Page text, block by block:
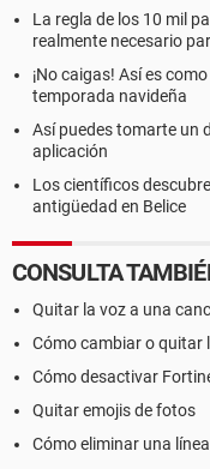
La regla de los 10 mil
realmente necesario
¡No caigas! Así es
temporada navideña
Así puedes tomarte un
aplicación
Los científicos
antigüedad en Belice
CONSULTA
Quitar la voz a una
Cómo cambiar o quitar
Cómo desactivar
Quitar emojis de fotos
Cómo eliminar una